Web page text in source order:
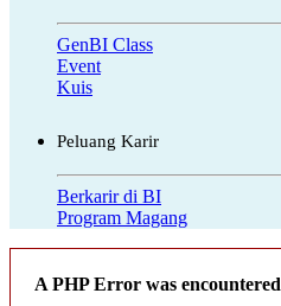
GenBI Class
Event
Kuis
Peluang Karir
Berkarir di BI
Program Magang
A PHP Error was encountered